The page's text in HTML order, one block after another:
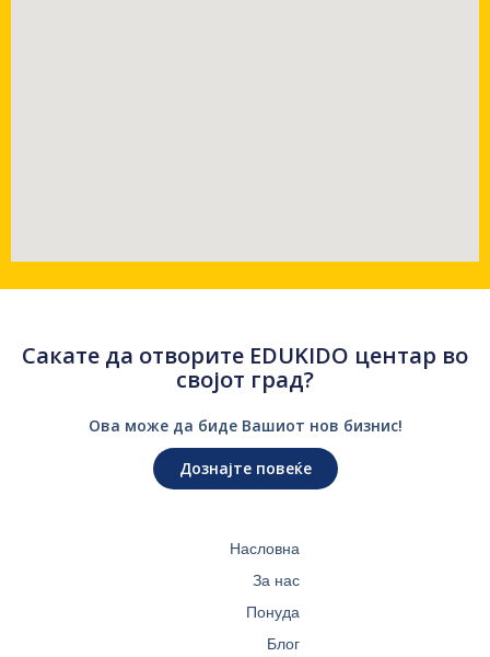
Сакате да отворите EDUKIDO центар во
својот град?
Ова може да биде Вашиот нов бизнис!
Дознајте повеќе
Насловна
За нас
Понуда
Блог